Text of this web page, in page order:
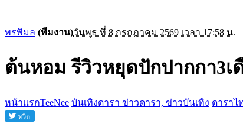
พรพิมล (ทีมงาน)วันพุธ ที่ 8 กรกฎาคม 2569 เวลา 17:58 น.
ต้นหอม รีวิวหยุดปักปากกา3
หน้าแรกTeeNee บันเทิงดารา ข่าวดารา, ข่าวบันเทิง ดาราไ